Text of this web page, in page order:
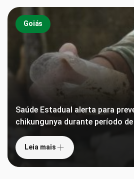
Goiás
Saúde Estadual alerta para
chikungunya durante período
Leia mais